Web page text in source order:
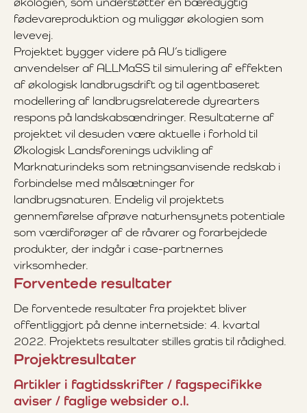
fødevareproduktion og muliggør økologien som
levevej.
Projektet bygger videre på AU’s tidligere
anvendelser af ALLMaSS til simulering af effekten
af økologisk landbrugsdrift og til agentbaseret
modellering af landbrugsrelaterede dyrearters
respons på landskabsændringer. Resultaterne af
projektet vil desuden være aktuelle i forhold til
Økologisk Landsforenings udvikling af
Marknaturindeks som retningsanvisende redskab i
forbindelse med målsætninger for
landbrugsnaturen. Endelig vil projektets
gennemførelse afprøve naturhensynets potentiale
som værdiforøger af de råvarer og forarbejdede
produkter, der indgår i case-partnernes
virksomheder.
Forventede resultater
De forventede resultater fra projektet bliver
offentliggjort på denne internetside: 4. kvartal
2022. Projektets resultater stilles gratis til rådighed.
Projektresultater
Artikler i fagtidsskrifter / fagspecifikke
aviser / faglige websider o.l.